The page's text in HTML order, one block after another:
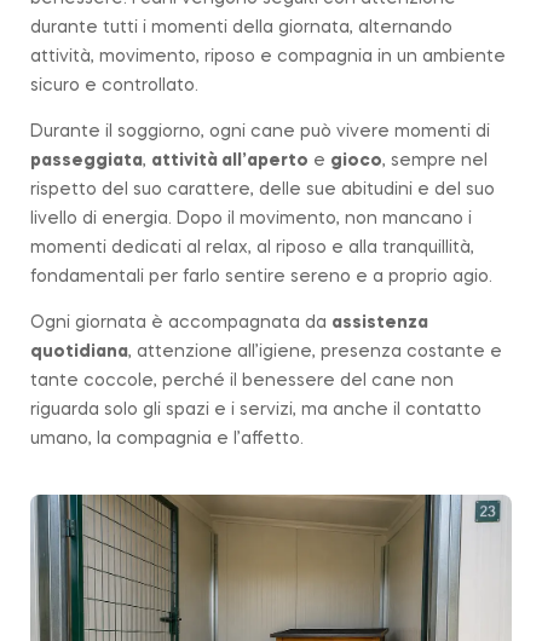
durante tutti i momenti della giornata, alternando
attività, movimento, riposo e compagnia in un ambiente
sicuro e controllato.
Durante il soggiorno, ogni cane può vivere momenti di
passeggiata, attività all’aperto e gioco, sempre nel
rispetto del suo carattere, delle sue abitudini e del suo
livello di energia. Dopo il movimento, non mancano i
momenti dedicati al relax, al riposo e alla tranquillità,
fondamentali per farlo sentire sereno e a proprio agio.
Ogni giornata è accompagnata da assistenza
quotidiana, attenzione all’igiene, presenza costante e
tante coccole, perché il benessere del cane non
riguarda solo gli spazi e i servizi, ma anche il contatto
umano, la compagnia e l’affetto.